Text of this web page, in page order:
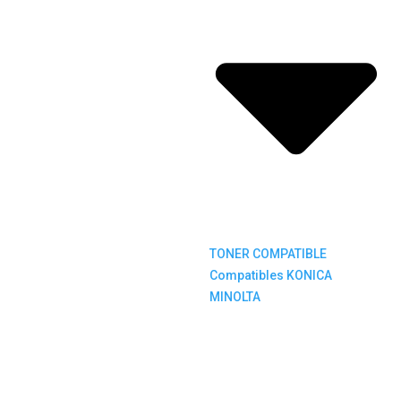
TONER COMPATIBLE
Compatibles KONICA
MINOLTA